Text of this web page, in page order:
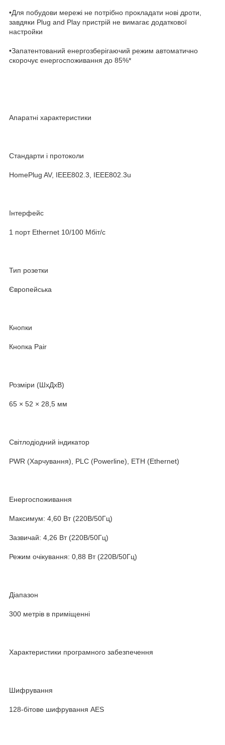
•Для побудови мережі не потрібно прокладати нові дроти,
завдяки Plug and Play пристрій не вимагає додаткової
настройки
•Запатентований енергозберігаючий режим автоматично
скорочує енергоспоживання до 85%*
Апаратні характеристики
Стандарти і протоколи
HomePlug AV, IEEE802.3, IEEE802.3u
Інтерфейс
1 порт Ethernet 10/100 Мбіт/с
Тип розетки
Європейська
Кнопки
Кнопка Pair
Розміри (ШхДхВ)
65 × 52 × 28,5 мм
Світлодіодний індикатор
PWR (Харчування), PLC (Powerline), ETH (Ethernet)
Енергоспоживання
Максимум: 4,60 Вт (220В/50Гц)
Зазвичай: 4,26 Вт (220В/50Гц)
Режим очікування: 0,88 Вт (220В/50Гц)
Діапазон
300 метрів в приміщенні
Характеристики програмного забезпечення
Шифрування
128-бітове шифрування AES